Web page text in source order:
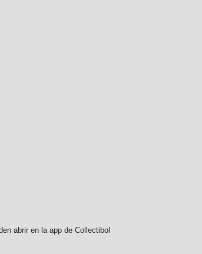
abrir en la app de Collectibol